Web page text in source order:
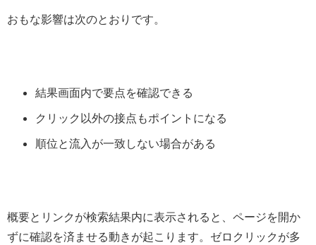
おもな影響は次のとおりです。
結果画面内で要点を確認できる
クリック以外の接点もポイントになる
順位と流入が一致しない場合がある
概要とリンクが検索結果内に表示されると、ページを開か
ずに確認を済ませる動きが起こります。ゼロクリックが多